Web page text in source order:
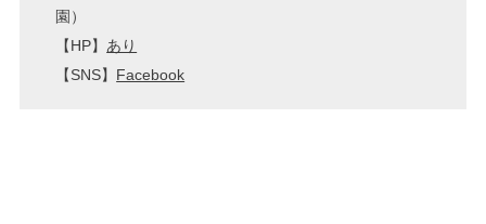
園）
【HP】 あり
【SNS】 Facebook